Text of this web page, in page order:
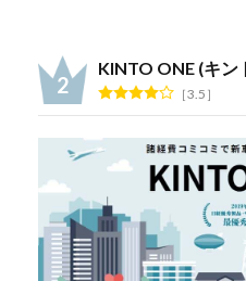
KINTO ONE (キン
3.5